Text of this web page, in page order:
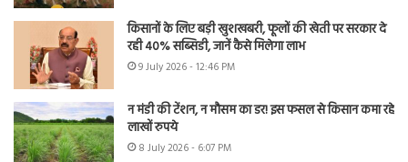
किसानों के लिए बड़ी खुशखबरी, फूलों की खेती पर सरकार दे
रही 40% सब्सिडी, जानें कैसे मिलेगा लाभ
9 July 2026 - 12:46 PM
न मंडी की टेंशन, न मौसम का डर! इस फसल से किसान कमा रहे
लाखों रुपये
8 July 2026 - 6:07 PM